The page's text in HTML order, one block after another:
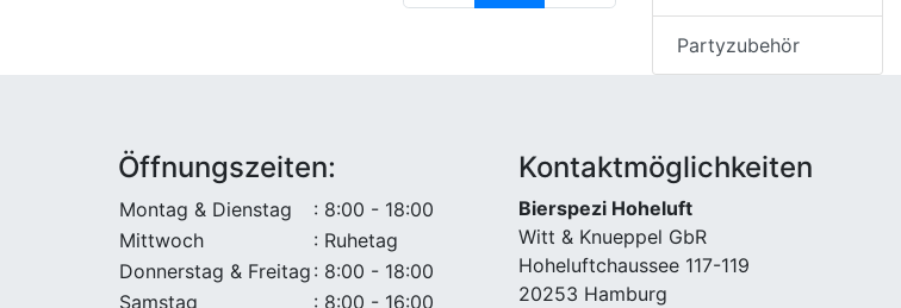
Partyzubehör
Öffnungszeiten:
Montag & Dienstag
: 8:00 - 18:00
Mittwoch
: Ruhetag
Donnerstag & Freitag : 8:00 - 18:00
Samstag
: 8:00 - 16:00
Kontaktmöglichkeiten
Bierspezi Hoheluft
Witt & Knueppel GbR
Hoheluftchaussee 117-119
20253 Hamburg